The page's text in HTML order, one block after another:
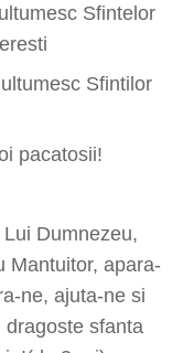
Sfintelor
Sfintilor
pacatosii!
Dumnezeu,
Mantuitor, apara-
ne, ajuta-ne si
sfanta